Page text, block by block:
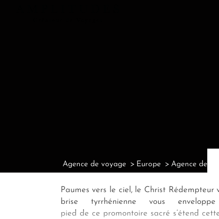
Agence de voyage Europe Agence de
Paumes vers le ciel, le Christ
brise tyrrhénienne vous
pied de ce promontoire sacré s’étend